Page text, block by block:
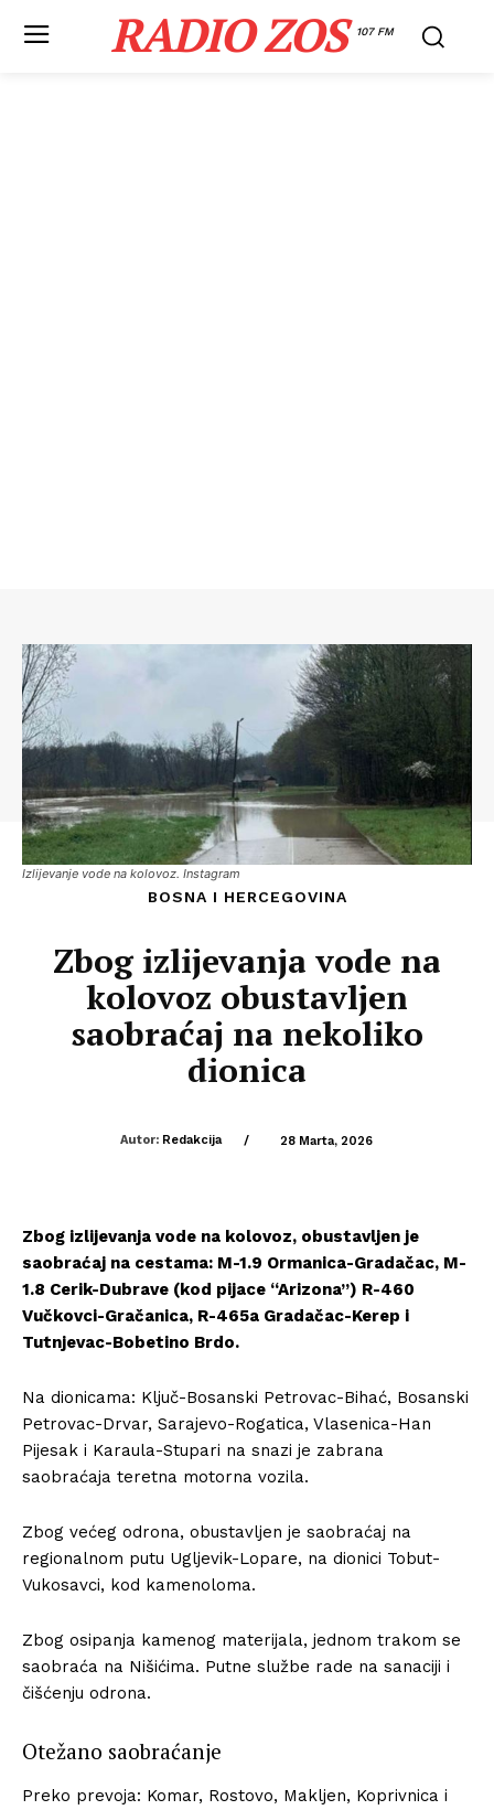
RADIO ZOS 107 FM
Izlijevanje vode na kolovoz. Instagram
BOSNA I HERCEGOVINA
Zbog izlijevanja vode na
kolovoz obustavljen
saobraćaj na nekoliko
dionica
Autor: Redakcija / 28 Marta, 2026
Zbog izlijevanja vode na kolovoz, obustavljen je
saobraćaj na cestama: M-1.9 Ormanica-Gradačac, M-
1.8 Cerik-Dubrave (kod pijace “Arizona”) R-460
Vučkovci-Gračanica, R-465a Gradačac-Kerep i
Tutnjevac-Bobetino Brdo.
Na dionicama: Ključ-Bosanski Petrovac-Bihać, Bosanski
Petrovac-Drvar, Sarajevo-Rogatica, Vlasenica-Han
Pijesak i Karaula-Stupari na snazi je zabrana
saobraćaja teretna motorna vozila.
Zbog većeg odrona, obustavljen je saobraćaj na
regionalnom putu Ugljevik-Lopare, na dionici Tobut-
Vukosavci, kod kamenoloma.
Zbog osipanja kamenog materijala, jednom trakom se
saobraća na Nišićima. Putne službe rade na sanaciji i
čišćenju odrona.
Otežano saobraćanje
Preko prevoja: Komar, Rostovo, Makljen, Koprivnica i